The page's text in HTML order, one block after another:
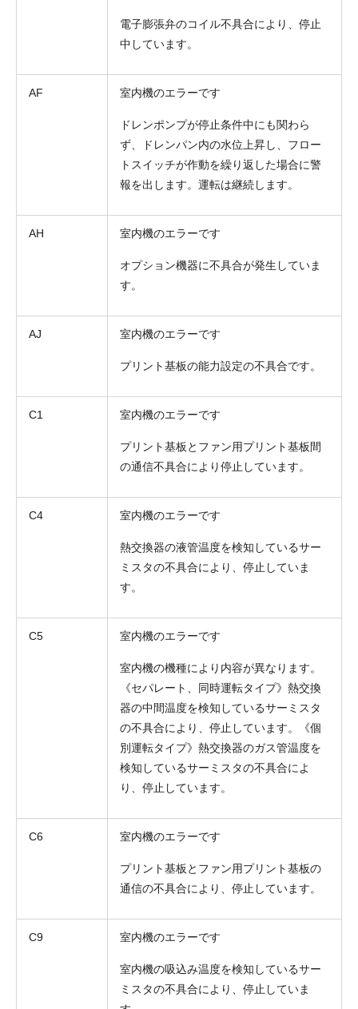
電子膨張弁のコイル不具合により、停止
中しています。
AF 室内機のエラーです
ドレンポンプが停止条件中にも関わら
ず、ドレンパン内の水位上昇し、フロー
トスイッチが作動を繰り返した場合に警
報を出します。運転は継続します。
AH 室内機のエラーです
オプション機器に不具合が発生していま
す。
AJ 室内機のエラーです
プリント基板の能力設定の不具合です。
C1 室内機のエラーです
プリント基板とファン用プリント基板間
の通信不具合により停止しています。
C4 室内機のエラーです
熱交換器の液管温度を検知しているサー
ミスタの不具合により、停止していま
す。
C5 室内機のエラーです
室内機の機種により内容が異なります。
《セパレート、同時運転タイプ》熱交換
器の中間温度を検知しているサーミスタ
の不具合により、停止しています。《個
別運転タイプ》熱交換器のガス管温度を
検知しているサーミスタの不具合によ
り、停止しています。
C6 室内機のエラーです
プリント基板とファン用プリント基板の
通信の不具合により、停止しています。
C9 室内機のエラーです
室内機の吸込み温度を検知しているサー
ミスタの不具合により、停止していま
(ご選択ください)
機器お見積り依頼
メッセージ